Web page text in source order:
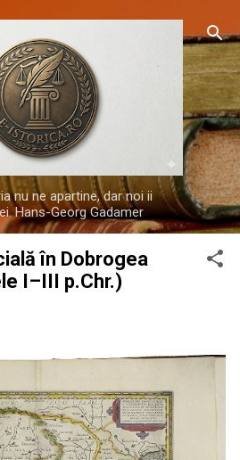
conținutul principal
nu ne apartine, dar noi ii
Hans-Georg Gadamer
în Dobrogea
I–III p.Chr.)